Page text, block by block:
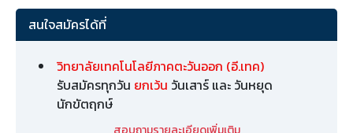
สนใจสมัครได้ที่
วิทยาลัยเทคโนโลยีภาคตะวันออก (อี.เทค)
รับสมัครทุกวัน ยกเว้น วันเสาร์ และ วันหยุด
นักขัตฤกษ์